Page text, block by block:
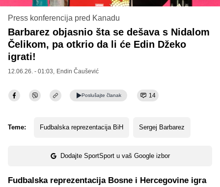
Press konferencija pred Kanadu
Barbarez objasnio šta se dešava s Nidalom
Čelikom, pa otkrio da li će Edin Džeko
igrati!
12.06.26. - 01:03, Endin Čaušević
Poslušajte članak 14
Teme: Fudbalska reprezentacija BiH Sergej Barbarez
Dodajte SportSport u vaš Google izbor
Fudbalska reprezentacija Bosne i Hercegovine igra